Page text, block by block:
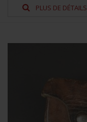
PLUS DE DÉTAILS